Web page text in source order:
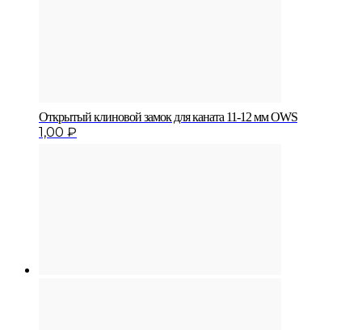
Открытый клиновой замок для каната 11-12 мм OWS
1,00 ₽